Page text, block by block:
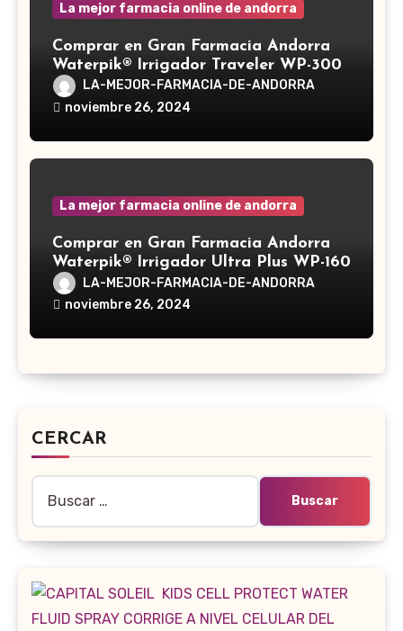
La mejor farmacia online de andorra
Comprar en Gran Farmacia Andorra
Waterpik® Irrigador Traveler WP-300
LA-MEJOR-FARMACIA-DE-ANDORRA
noviembre 26, 2024
La mejor farmacia online de andorra
Comprar en Gran Farmacia Andorra
Waterpik® Irrigador Ultra Plus WP-160
LA-MEJOR-FARMACIA-DE-ANDORRA
noviembre 26, 2024
CERCAR